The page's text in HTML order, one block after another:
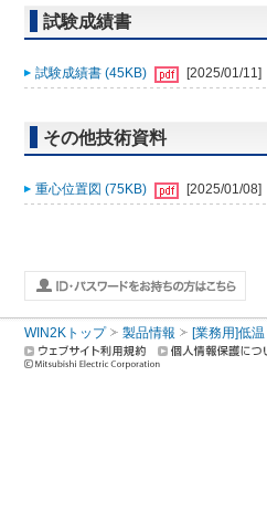
試験成績書
試験成績書 (45KB) [2025/01/11]
その他技術資料
重心位置図 (75KB) [2025/01/08]
WIN2Kトップ 製品情報 [業務用]低